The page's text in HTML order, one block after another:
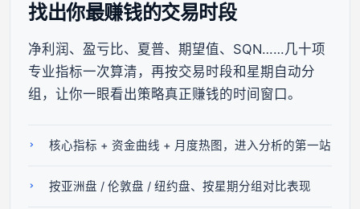
找出你最赚钱的交易时段
净利润、盈亏比、夏普、期望值、SQN……几十项
专业指标一次算清，再按交易时段和星期自动分
组，让你一眼看出策略真正赚钱的时间窗口。
核心指标 + 资金曲线 + 月度热图，进入分析的第一站
按亚洲盘 / 伦敦盘 / 纽约盘、按星期分组对比表现